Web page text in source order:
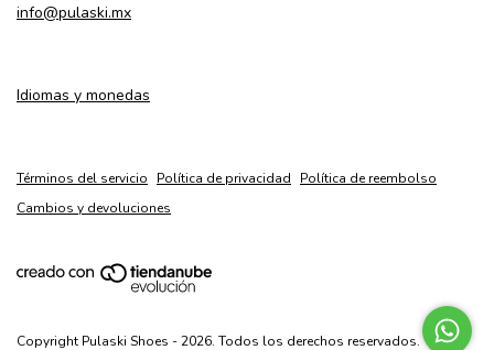
info@pulaski.mx
Idiomas y monedas
Términos del servicio Política de privacidad
Política de reembolso
Cambios y devoluciones
Copyright Pulaski Shoes - 2026. Todos los derechos reservados.